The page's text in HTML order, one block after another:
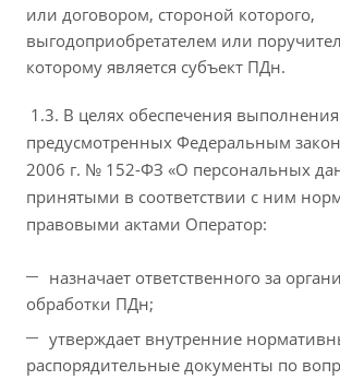
или договором, стороной которого,
выгодоприобретателем или
которому является субъект ПДн.
1.3. В целях обеспечения
предусмотренных Федеральным
2006 г. № 152-ФЗ «О персональных
принятыми в соответствии с ним
правовыми актами Оператор:
назначает ответственного за
обработки ПДн;
утверждает внутренние
распорядительные документы по